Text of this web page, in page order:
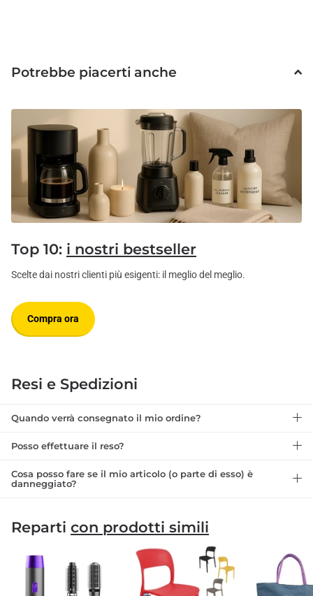
Potrebbe piacerti anche
Top 10: i nostri bestseller
Scelte dai nostri clienti più esigenti: il meglio del meglio.
Compra ora
Resi e Spedizioni
Quando verrà consegnato il mio ordine?
Posso effettuare il reso?
Cosa posso fare se il mio articolo (o parte di esso) è
danneggiato?
Reparti con prodotti simili